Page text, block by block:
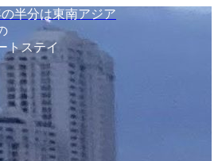
半分は東南アジア
トステイ